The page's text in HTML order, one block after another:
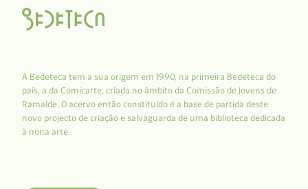
A Bedeteca tem a sua origem em 1990, na primeira Bedeteca do
país, a da Comicarte, criada no âmbito da Comissão de Jovens de
Ramalde. O acervo então constituído é a base de partida deste
novo projecto de criação e salvaguarda de uma biblioteca dedicada
à nona arte.